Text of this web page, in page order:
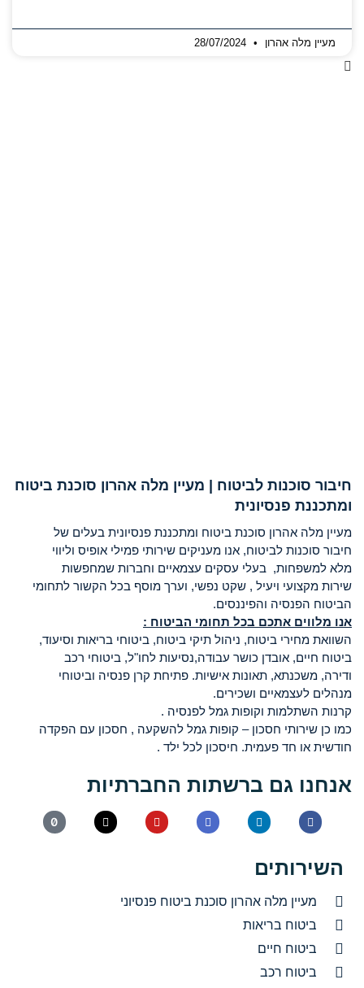
מעיין מלה אהרון
חיבור סוכנות לביטוח | מעיין מלה אהרון סוכנת ביטוח
ומתכננת פנסיונית
מעיין מלה אהרון סוכנת ביטוח ומתכננת פנסיונית בעלים של
חיבור סוכנות לביטוח, אנו מעניקים שירותי פמילי אופיס וליווי
מלא למשפחות, בעלי עסקים עצמאיים וחברות שמחפשות
שירות מקצועי ויעיל , שקט נפשי, וערך מוסף בכל הקשור לתחומי
הביטוח הפנסיה והפיננסים.
אנו מלווים אתכם בכל תחומי הביטוח :
השוואת מחירי ביטוח, ניהול תיקי ביטוח, ביטוחי בריאות וסיעוד,
ביטוח חיים, אובדן כושר עבודה,נסיעות לחו"ל, ביטוחי רכב
ודירה, משכנתא, תאונות אישיות. פתיחת קרן פנסיה וביטוחי
מנהלים לעצמאיים ושכירים.
קרנות השתלמות וקופות גמל לפנסיה .
כמו כן שירותי חסכון – קופות גמל להשקעה , חסכון עם הפקדה
חודשית או חד פעמית. חיסכון לכל ילד .
אנחנו גם ברשתות החברתיות
השירותים
מעיין מלה אהרון סוכנת ביטוח פנסיוני
ביטוח בריאות
ביטוח חיים
ביטוח רכב